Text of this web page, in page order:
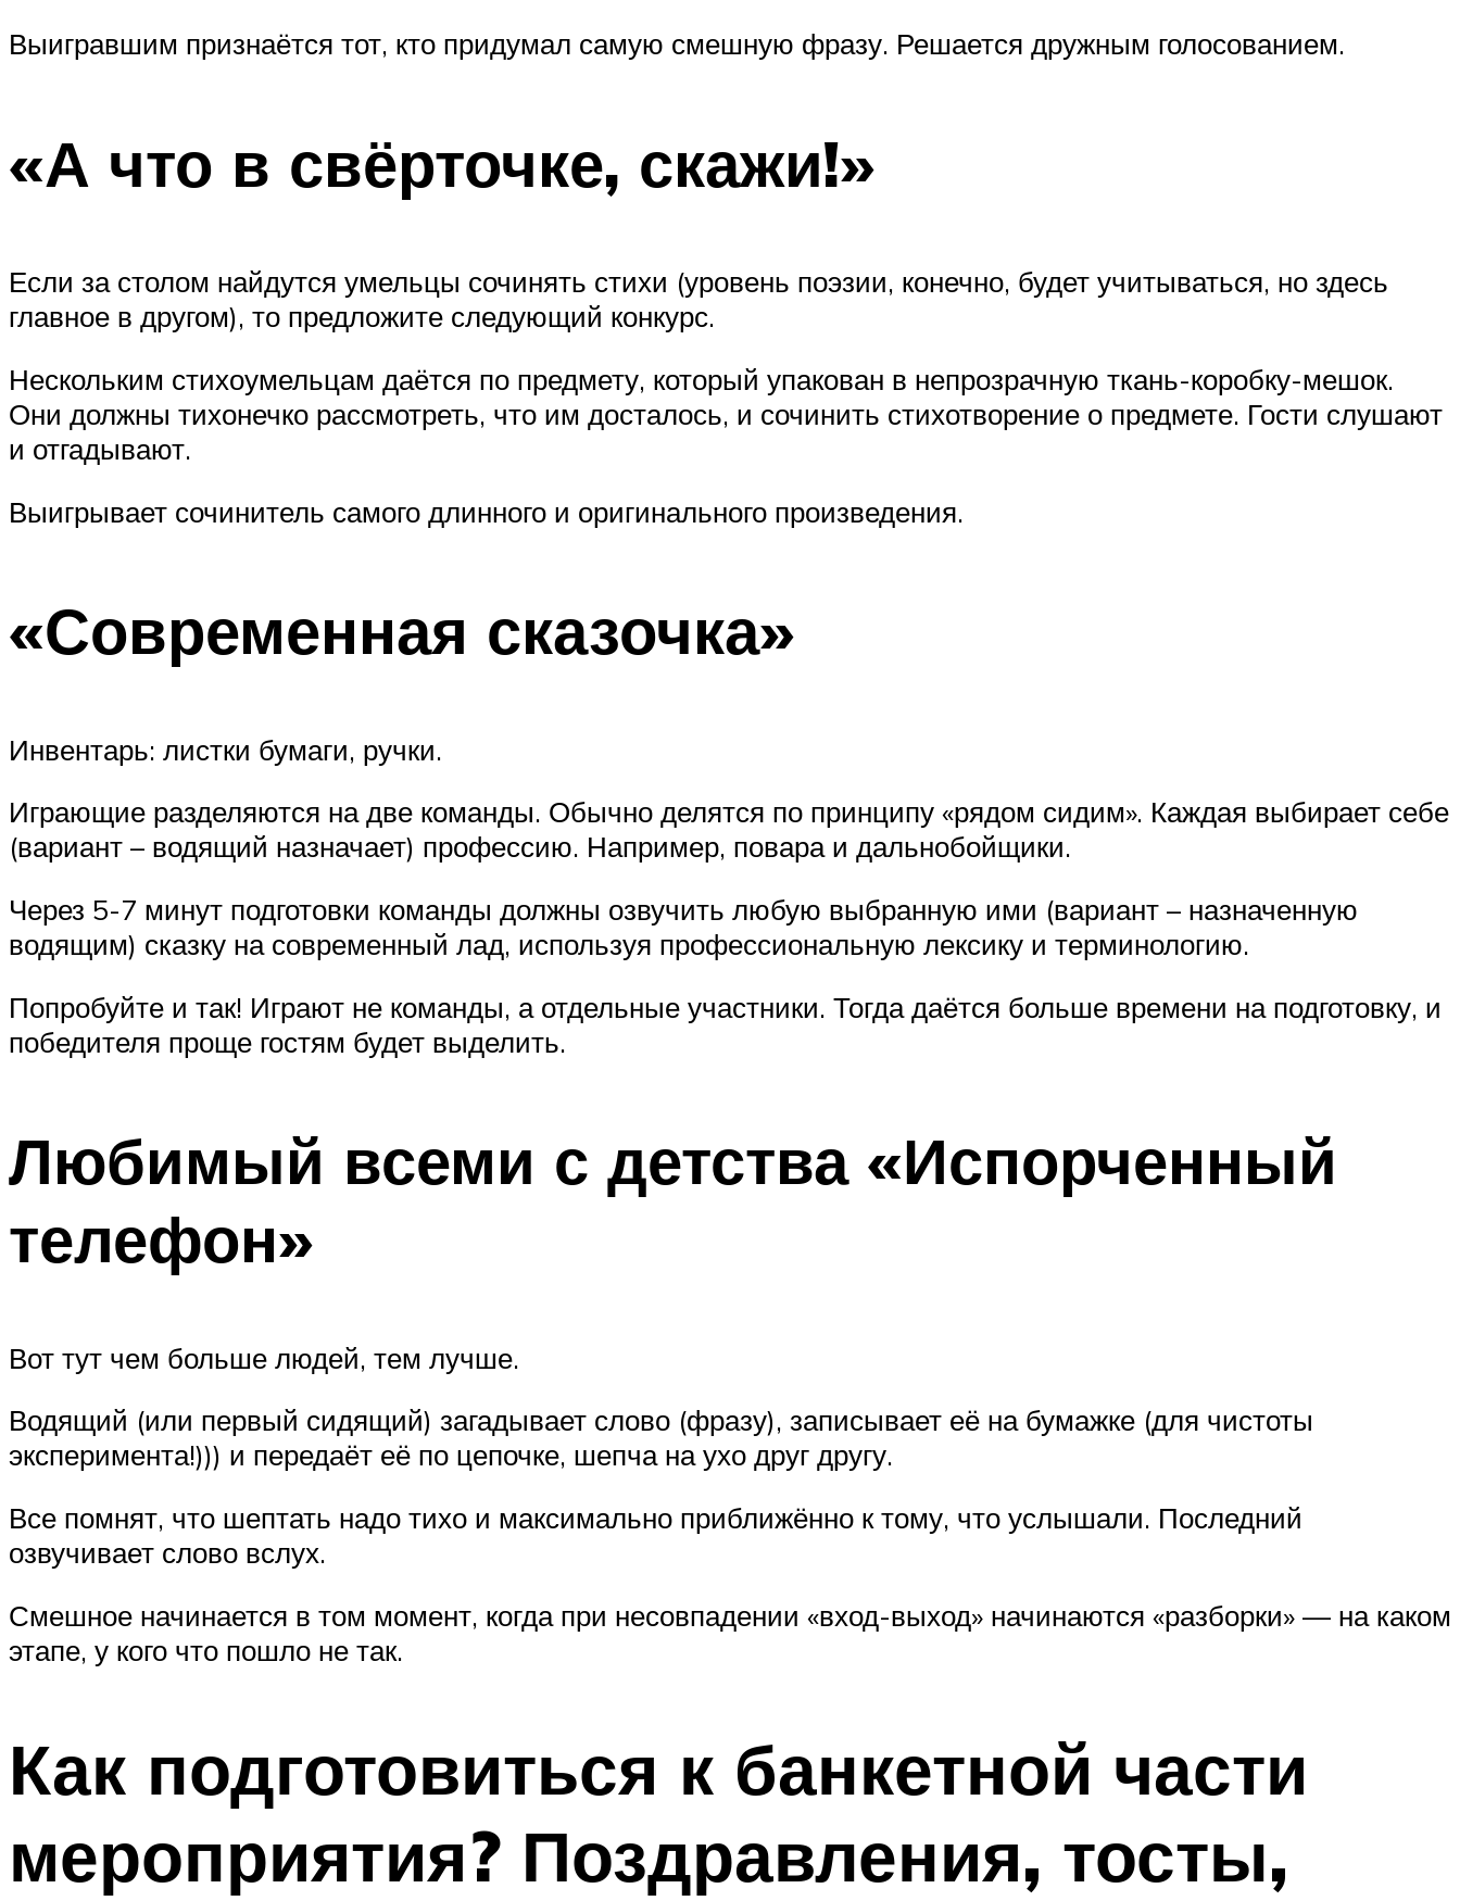
Выигравшим признаётся тот, кто придумал самую смешную фразу. Решается дружным голосованием.
«А что в свёрточке, скажи!»
Если за столом найдутся умельцы сочинять стихи (уровень поэзии, конечно, будет учитываться, но здесь
главное в другом), то предложите следующий конкурс.
Нескольким стихоумельцам даётся по предмету, который упакован в непрозрачную ткань-коробку-мешок.
Они должны тихонечко рассмотреть, что им досталось, и сочинить стихотворение о предмете. Гости слушают
и отгадывают.
Выигрывает сочинитель самого длинного и оригинального произведения.
«Современная сказочка»
Инвентарь: листки бумаги, ручки.
Играющие разделяются на две команды. Обычно делятся по принципу «рядом сидим». Каждая выбирает себе
(вариант – водящий назначает) профессию. Например, повара и дальнобойщики.
Через 5-7 минут подготовки команды должны озвучить любую выбранную ими (вариант – назначенную
водящим) сказку на современный лад, используя профессиональную лексику и терминологию.
Попробуйте и так! Играют не команды, а отдельные участники. Тогда даётся больше времени на подготовку, и
победителя проще гостям будет выделить.
Любимый всеми с детства «Испорченный
телефон»
Вот тут чем больше людей, тем лучше.
Водящий (или первый сидящий) загадывает слово (фразу), записывает её на бумажке (для чистоты
эксперимента!))) и передаёт её по цепочке, шепча на ухо друг другу.
Все помнят, что шептать надо тихо и максимально приближённо к тому, что услышали. Последний
озвучивает слово вслух.
Смешное начинается в том момент, когда при несовпадении «вход-выход» начинаются «разборки» — на каком
этапе, у кого что пошло не так.
Как подготовиться к банкетной части
мероприятия? Поздравления, тосты,